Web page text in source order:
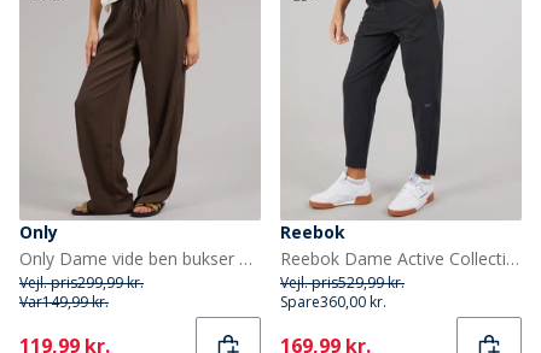
Only
Only Dame vide ben bukser Chocolate Brown
Vejl. pris299,99 kr.
Var149,99 kr.
Current
119,99 kr.
Reebok
Reebok Dame Active Collective Skystretch Vævede Bukser Sort
Vejl. pris529,99 kr.
Spare360,00 kr.
Current
169,99 kr.